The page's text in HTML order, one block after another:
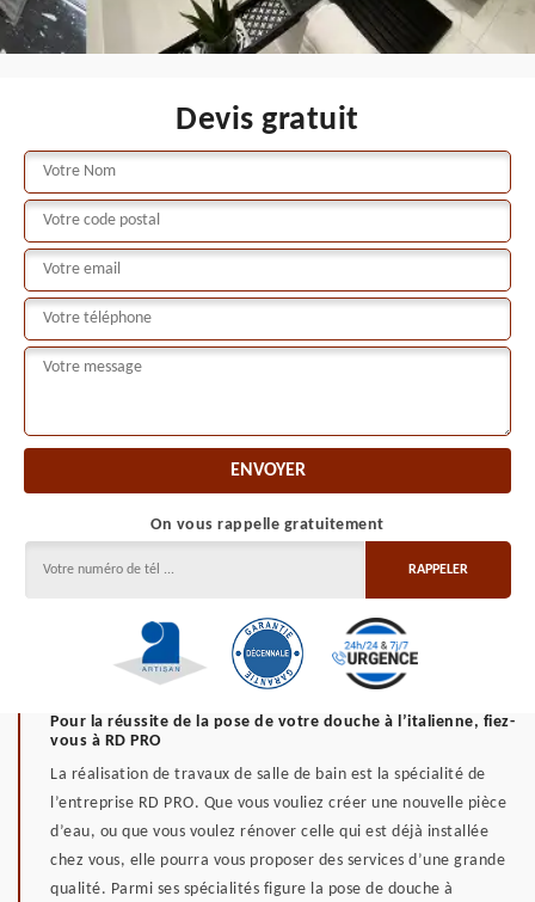
Devis gratuit
On vous rappelle gratuitement
Pour la réussite de la pose de votre douche à l’italienne, fiez-
vous à RD PRO
La réalisation de travaux de salle de bain est la spécialité de
l’entreprise RD PRO. Que vous vouliez créer une nouvelle pièce
d’eau, ou que vous voulez rénover celle qui est déjà installée
chez vous, elle pourra vous proposer des services d’une grande
qualité. Parmi ses spécialités figure la pose de douche à